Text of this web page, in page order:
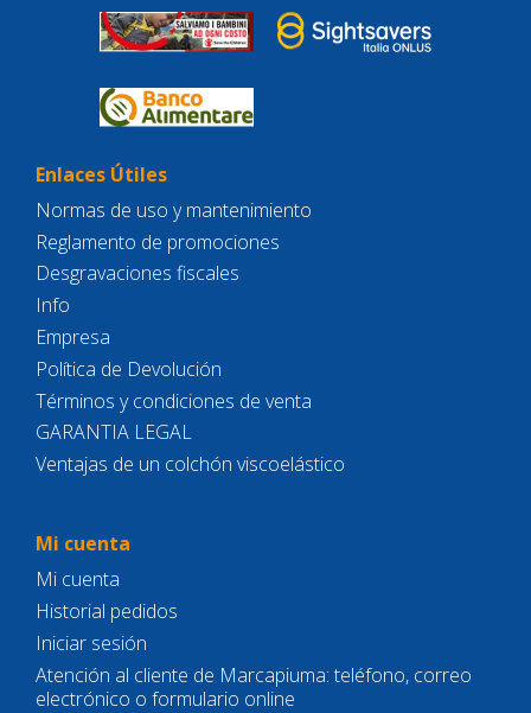
Enlaces Útiles
Normas de uso y mantenimiento
Reglamento de promociones
Desgravaciones fiscales
Info
Empresa
Política de Devolución
Términos y condiciones de venta
GARANTIA LEGAL
Ventajas de un colchón viscoelástico
Mi cuenta
Mi cuenta
Historial pedidos
Iniciar sesión
Atención al cliente de Marcapiuma: teléfono, correo
electrónico o formulario online